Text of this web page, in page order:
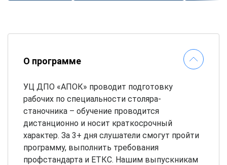
О программе
УЦ ДПО «АПОК» проводит подготовку
рабочих по специальности столяра-
станочника – обучение проводится
дистанционно и носит краткосрочный
характер. За 3+ дня слушатели смогут пройти
программу, выполнить требования
профстандарта и ЕТКС. Нашим выпускникам